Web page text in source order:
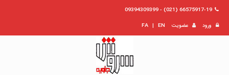
66575917-19 (021) - 09394309399
ورود
عضویت EN
|
FA